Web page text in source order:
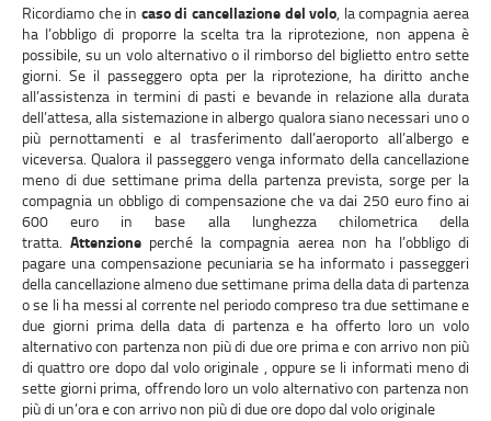
Ricordiamo che in caso di cancellazione del volo, la compagnia aerea
ha l’obbligo di proporre la scelta tra la riprotezione, non appena è
possibile, su un volo alternativo o il rimborso del biglietto entro sette
giorni. Se il passeggero opta per la riprotezione, ha diritto anche
all’assistenza in termini di pasti e bevande in relazione alla durata
dell’attesa, alla sistemazione in albergo qualora siano necessari uno o
più pernottamenti e al trasferimento dall’aeroporto all’albergo e
viceversa. Qualora il passeggero venga informato della cancellazione
meno di due settimane prima della partenza prevista, sorge per la
compagnia un obbligo di compensazione che va dai 250 euro fino ai
600 euro in base alla lunghezza chilometrica della
tratta.Attenzione perché la compagnia aerea non ha l’obbligo di
pagare una compensazione pecuniaria se ha informato i passeggeri
della cancellazione almeno due settimane prima della data di partenza
o se li ha messi al corrente nel periodo compreso tra due settimane e
due giorni prima della data di partenza e ha offerto loro un volo
alternativo con partenza non più di due ore prima e con arrivo non più
di quattro ore dopo dal volo originale , oppure se li informati meno di
sette giorni prima, offrendo loro un volo alternativo con partenza non
più di un’ora e con arrivo non più di due ore dopo dal volo originale